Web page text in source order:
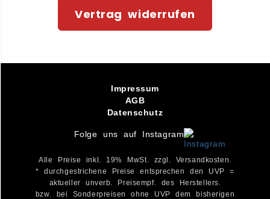
Vertrag widerrufen
Impressum
AGB
Datenschutz
Folge uns auf Instagram
Alle Preise inkl. 19% MwSt. zzgl. Versandkosten.
* durchgestrichene Preise entsprechen den UVP =
aktueller unverb. Preisempf. des Herstellers.
bzw. bei Sonderpreisen ohne UVP dem bisherigen